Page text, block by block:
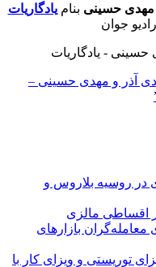
مهدی حسینی بنامیادگاریات
جوان
آذر و مهدی حسینی –
در روسیه بلاروس و
اقساطی مالزی
معامله‌گران بازارهای
توریستی و ویزای کار با